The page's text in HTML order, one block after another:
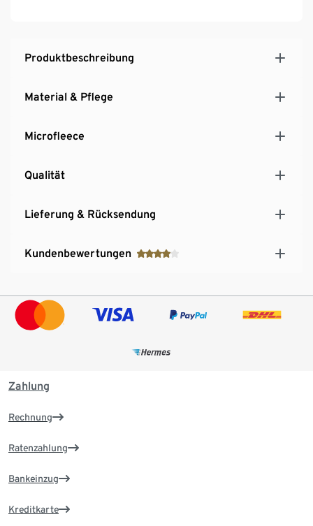
Produktbeschreibung
Material & Pflege
Microfleece
Qualität
Lieferung & Rücksendung
Kundenbewertungen
Zahlung
Rechnung
Ratenzahlung
Bankeinzug
Kreditkarte